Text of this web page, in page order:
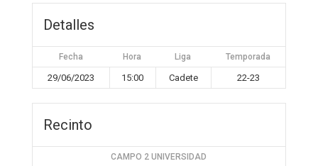
Detalles
Fecha Hora Liga Temporada
29/06/2023 15:00 Cadete 22-23
Recinto
CAMPO 2 UNIVERSIDAD